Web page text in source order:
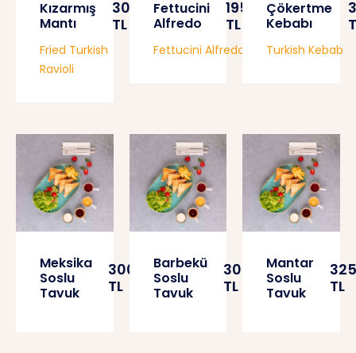
Kızarmış
Mantı
300
TL
Fried Turkish
Ravioli
Fettucini
Alfredo
195
TL
Fettucini Alfredo
Çökertme
Kebabı
Turkish Kebab
Meksika
Soslu
Tavuk
300
TL
Barbekü
Soslu
Tavuk
300
TL
Mantar
Soslu
Tavuk
TL